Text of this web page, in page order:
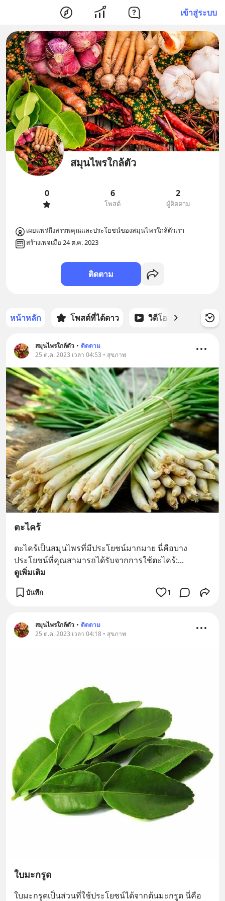
เข้าสู่ระบบ
สมุนไพรใกล้ตัว
0 6
โพสต์
2
ผู้ติดตาม
เผยแพร่ถึงสรรพคุณและประโยชน์ของสมุนไพรใกล้ตัวเรา
สร้างเพจเมื่อ 24 ต.ค. 2023
ติดตาม
หน้าหลัก โพสต์ที่ได้ดาว วิดีโอ พอดแ
สมุนไพรใกล้ตัว • ติดตาม
25 ต.ค. 2023 เวลา 04:53 • สุขภาพ
ตะไคร้
ตะไคร้เป็นสมุนไพรที่มีประโยชน์มากมาย นี่คือบาง
ประโยชน์ที่คุณสามารถได้รับจากการใช้ตะไคร้:...
ดูเพิ่มเติม
บันทึก 1
สมุนไพรใกล้ตัว • ติดตาม
25 ต.ค. 2023 เวลา 04:18 • สุขภาพ
ใบมะกรูด
ใบมะกรูดเป็นส่วนที่ใช้ประโยชน์ได้จากต้นมะกรูด นี่คือ